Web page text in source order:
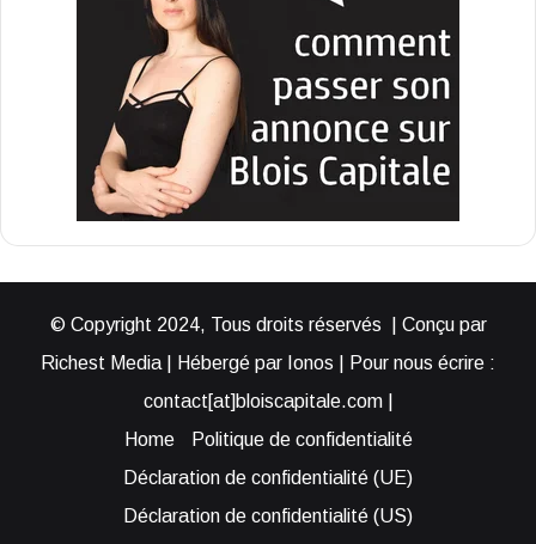
© Copyright 2024, Tous droits réservés | Conçu par
Richest Media | Hébergé par Ionos | Pour nous écrire :
contact[at]bloiscapitale.com |
Home
Politique de confidentialité
Déclaration de confidentialité (UE)
Déclaration de confidentialité (US)